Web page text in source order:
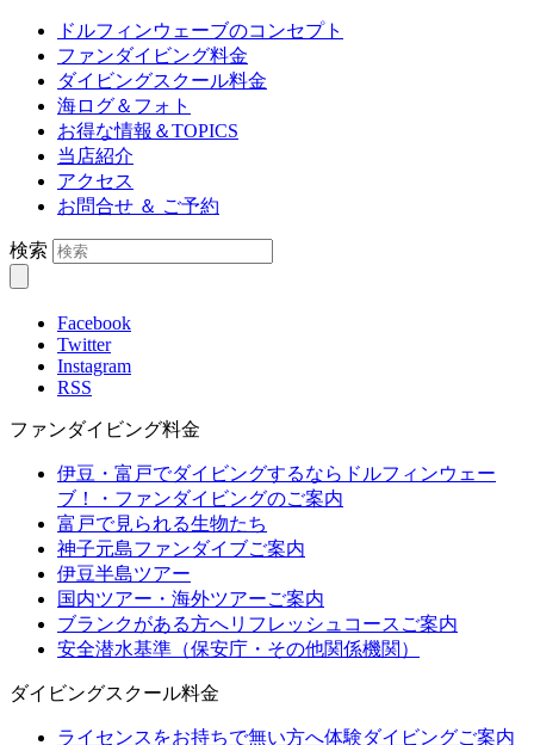
ドルフィンウェーブのコンセプト
ファンダイビング料金
ダイビングスクール料金
海ログ＆フォト
お得な情報＆TOPICS
当店紹介
アクセス
お問合せ ＆ ご予約
検索
Facebook
Twitter
Instagram
RSS
ファンダイビング料金
伊豆・富戸でダイビングするならドルフィンウェー
ブ！・ファンダイビングのご案内
富戸で見られる生物たち
神子元島ファンダイブご案内
伊豆半島ツアー
国内ツアー・海外ツアーご案内
ブランクがある方へリフレッシュコースご案内
安全潜水基準（保安庁・その他関係機関）
ダイビングスクール料金
ライセンスをお持ちで無い方へ体験ダイビングご案内